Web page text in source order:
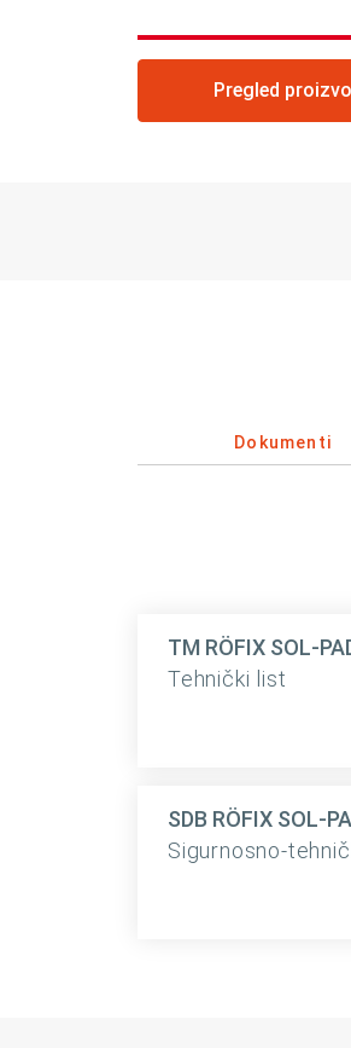
Pregled
Dokumenti
TM RÖFIX SOL-
Tehnički list
SDB RÖFIX SOL-
Sigurnosno-